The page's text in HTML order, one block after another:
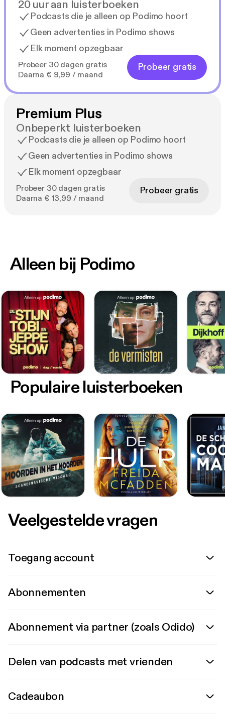
20 uur aan luisterboeken
Podcasts die je alleen op Podimo hoort
Geen advertenties in Podimo shows
Elk moment opzegbaar
Probeer 30 dagen gratis
Daarna € 9,99 / maand
Probeer gratis
Premium Plus
Onbeperkt luisterboeken
Podcasts die je alleen op Podimo hoort
Geen advertenties in Podimo shows
Elk moment opzegbaar
Probeer 30 dagen gratis
Daarna € 13,99 / maand
Probeer gratis
Alleen bij Podimo
Populaire luisterboeken
Veelgestelde vragen
Toegang account
Abonnementen
Abonnement via partner (zoals Odido)
Delen van podcasts met vrienden
Cadeaubon